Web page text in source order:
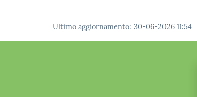
Ultimo aggiornamento: 30-06-2026 11:54